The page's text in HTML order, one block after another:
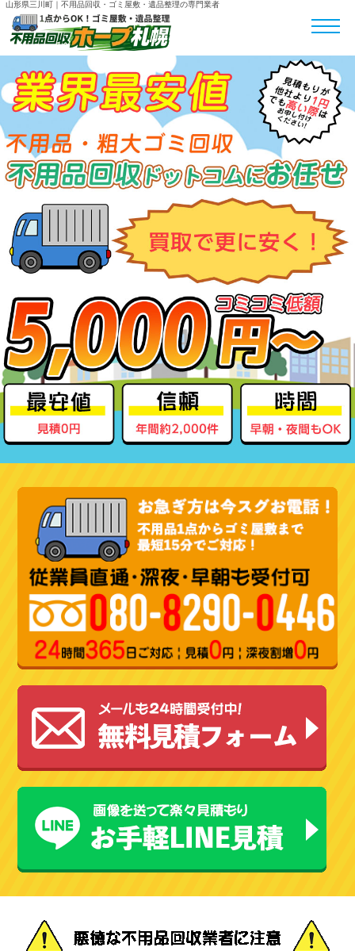
山形県三川町｜不用品回収・ゴミ屋敷・遺品整理の専門業者